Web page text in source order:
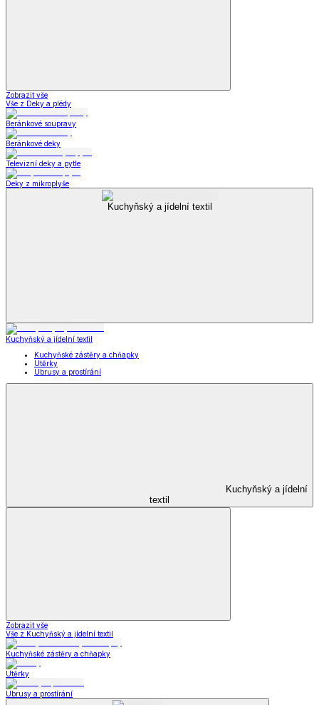
Zobrazit vše
Vše z Deky a plédy
Beránkové soupravy
Beránkové deky
Televizní deky a pytle
Deky z mikroplyše
Kuchyňský a jídelní textil
Kuchyňský a jídelní textil
Kuchyňské zástěry a chňapky
Utěrky
Ubrusy a prostírání
Kuchyňský a jídelní
textil
Zobrazit vše
Vše z Kuchyňský a jídelní textil
Kuchyňské zástěry a chňapky
Utěrky
Ubrusy a prostírání